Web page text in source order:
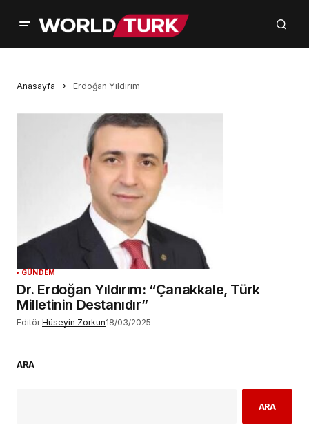
Anasayfa Erdoğan Yıldırım
GÜNDEM
Dr. Erdoğan Yıldırım: “Çanakkale, Türk
Milletinin Destanıdır”
Editör Hüseyin Zorkun18/03/2025
ARA
ARA